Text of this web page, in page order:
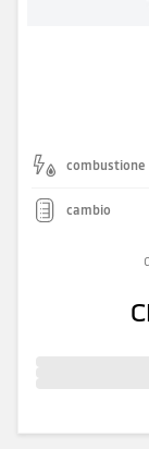
combustione
cambio